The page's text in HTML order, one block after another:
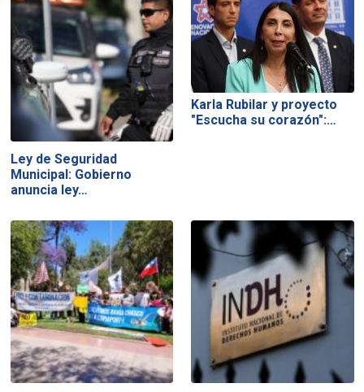
Ley de Seguridad
Municipal: Gobierno
anuncia ley…
Karla Rubilar y proyecto
"Escucha su corazón":…